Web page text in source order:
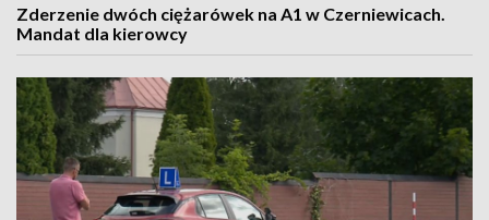
Zderzenie dwóch ciężarówek na A1 w Czerniewicach.
Mandat dla kierowcy